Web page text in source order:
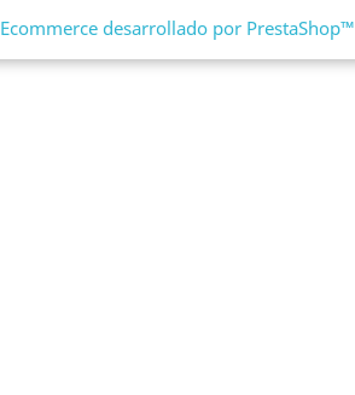
desarrollado por PrestaShop™